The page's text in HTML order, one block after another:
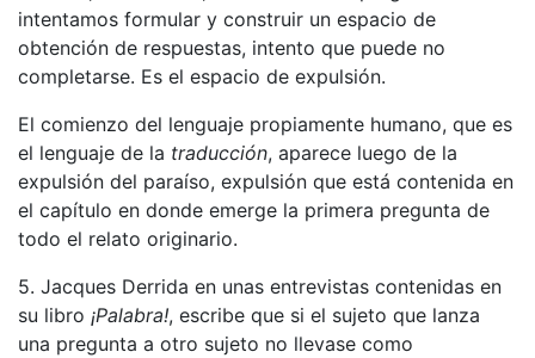
intentamos formular y construir un espacio de
obtención de respuestas, intento que puede no
completarse. Es el espacio de expulsión.
El comienzo del lenguaje propiamente humano, que es
el lenguaje de la traducción, aparece luego de la
expulsión del paraíso, expulsión que está contenida en
el capítulo en donde emerge la primera pregunta de
todo el relato originario.
5. Jacques Derrida en unas entrevistas contenidas en
su libro ¡Palabra!, escribe que si el sujeto que lanza
una pregunta a otro sujeto no llevase como